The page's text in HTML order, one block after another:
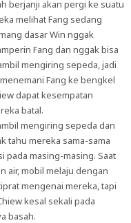
berjanji akan pergi ke suatu
melihat Fang sedang
dasar Win nggak
Fang dan nggak bisa
mengiring sepeda, jadi
Fang ke bengkel
dapat kesempatan
batal.
mengiring sepeda dan
tahu mereka sama-sama
pada masing-masing. Saat
air, mobil melaju dengan
mengenai mereka, tapi
kesal sekali pada
basah.